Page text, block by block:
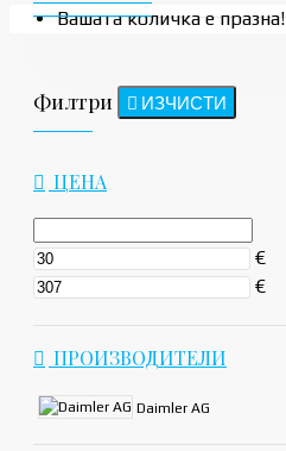
Вашата количка е празна!
Филтри ИЗЧИСТИ
ЦЕНА
€
€
ПРОИЗВОДИТЕЛИ
Daimler AG